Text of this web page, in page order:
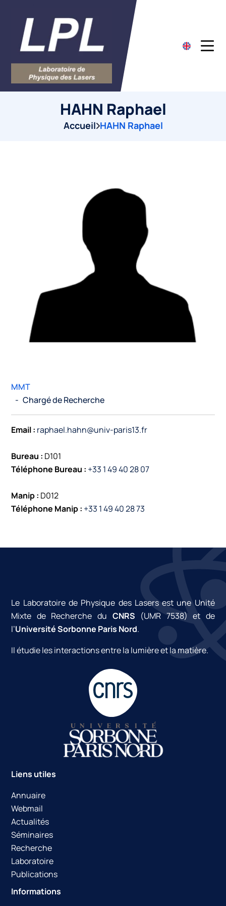
HAHN Raphael
Accueil HAHN Raphael
MMT
- Chargé de Recherche
Email : raphael.hahn@univ-paris13.fr
Bureau : D101
Téléphone Bureau : +33 1 49 40 28 07
Manip : D012
Téléphone Manip : +33 1 49 40 28 73
Le Laboratoire de Physique des Lasers est une Unité
Mixte de Recherche du CNRS (UMR 7538) et de
l’Université Sorbonne Paris Nord.
Il étudie les interactions entre la lumière et la matière.
Liens utiles
Annuaire
Webmail
Actualités
Séminaires
Recherche
Laboratoire
Publications
Informations